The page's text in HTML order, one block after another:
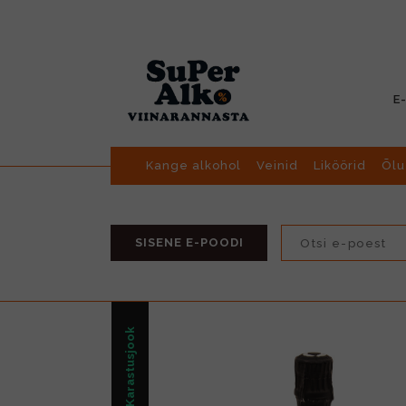
Kange alkohol Veinid Liköörid Õlu
SISENE E-POODI
Karastusjook